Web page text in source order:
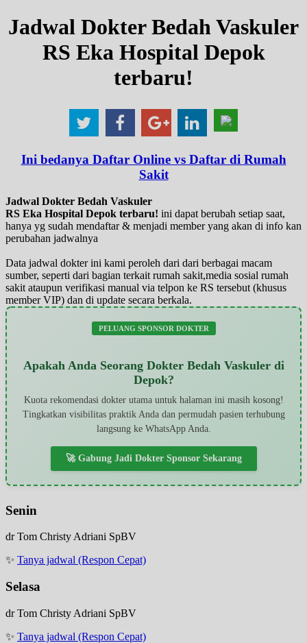
Jadwal Dokter Bedah Vaskuler
RS Eka Hospital Depok
terbaru!
Ini bedanya Daftar Online vs Daftar di Rumah
Sakit
Jadwal Dokter Bedah Vaskuler
RS Eka Hospital Depok terbaru! ini dapat berubah setiap saat,
hanya yg sudah mendaftar & menjadi member yang akan di info kan
perubahan jadwalnya
Data jadwal dokter ini kami peroleh dari dari berbagai macam
sumber, seperti dari bagian terkait rumah sakit,media sosial rumah
sakit ataupun verifikasi manual via telpon ke RS tersebut (khusus
member VIP) dan di update secara berkala.
PELUANG SPONSOR DOKTER
Apakah Anda Seorang Dokter Bedah Vaskuler di
Depok?
Kuota rekomendasi dokter utama untuk halaman ini masih kosong!
Tingkatkan visibilitas praktik Anda dan permudah pasien terhubung
langsung ke WhatsApp Anda.
🚀 Gabung Jadi Dokter Sponsor Sekarang
Senin
dr Tom Christy Adriani SpBV
✨ Tanya jadwal (Respon Cepat)
Selasa
dr Tom Christy Adriani SpBV
✨ Tanya jadwal (Respon Cepat)